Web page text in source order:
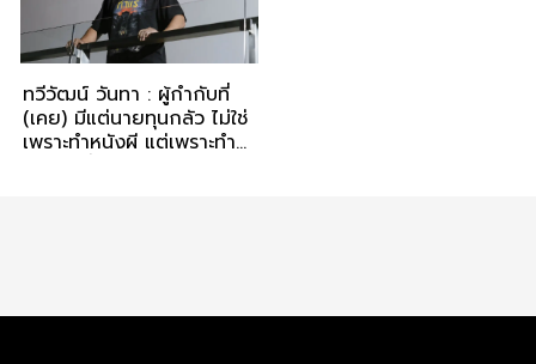
ทวีวัฒน์ วันทา : ผู้กำกับที่
(เคย) มีแต่นายทุนกลัว ไม่ใช่
เพราะทำหนังผี แต่เพราะทำ